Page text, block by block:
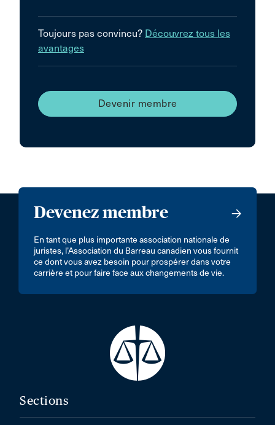
Toujours pas convincu? Découvrez tous les
avantages
Devenir membre
Devenez membre
En tant que plus importante association nationale de
juristes, l’Association du Barreau canadien vous fournit
ce dont vous avez besoin pour prospérer dans votre
carrière et pour faire face aux changements de vie.
Sections